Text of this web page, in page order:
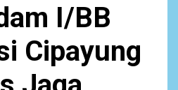
I/BB
Cipayung